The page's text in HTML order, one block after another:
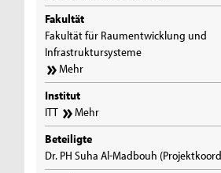
Fakultät
Fakultät für Raumentwicklung und
Infrastruktursysteme
Mehr
Institut
ITT
Mehr
Beteiligte
Dr. PH Suha Al-Madbouh